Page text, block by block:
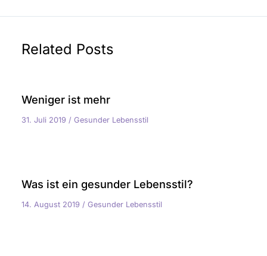
Related Posts
Weniger ist mehr
31. Juli 2019/Gesunder Lebensstil
Was ist ein gesunder Lebensstil?
14. August 2019 /Gesunder Lebensstil